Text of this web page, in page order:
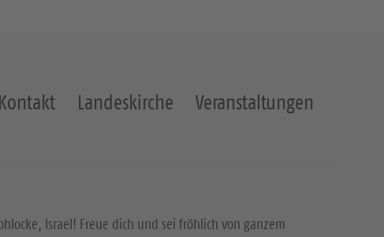
Kontakt Landeskirche Veranstaltungen
Israel! Freue dich und sei fröhlich von ganzem